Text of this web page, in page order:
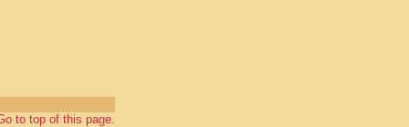
to top of this page.